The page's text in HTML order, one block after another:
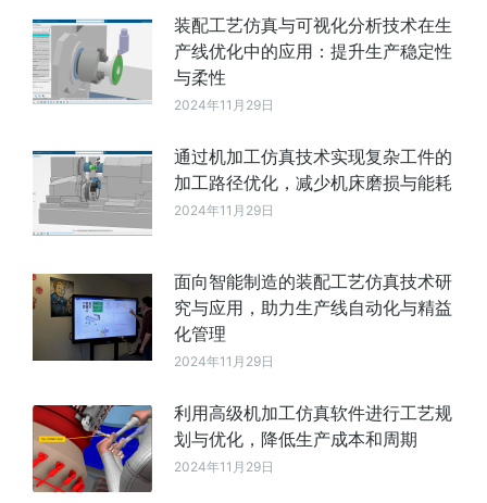
装配工艺仿真与可视化分析技术在生
产线优化中的应用：提升生产稳定性
与柔性
2024年11月29日
通过机加工仿真技术实现复杂工件的
加工路径优化，减少机床磨损与能耗
2024年11月29日
面向智能制造的装配工艺仿真技术研
究与应用，助力生产线自动化与精益
化管理
2024年11月29日
利用高级机加工仿真软件进行工艺规
划与优化，降低生产成本和周期
2024年11月29日